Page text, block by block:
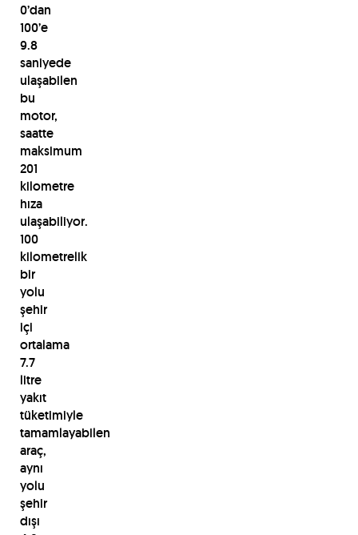
0’dan
100’e
9.8
saniyede
ulaşabilen
bu
motor,
saatte
maksimum
201
kilometre
hıza
ulaşabiliyor.
100
kilometrelik
bir
yolu
şehir
içi
ortalama
7.7
litre
yakıt
tüketimiyle
tamamlayabilen
araç,
aynı
yolu
şehir
dışı